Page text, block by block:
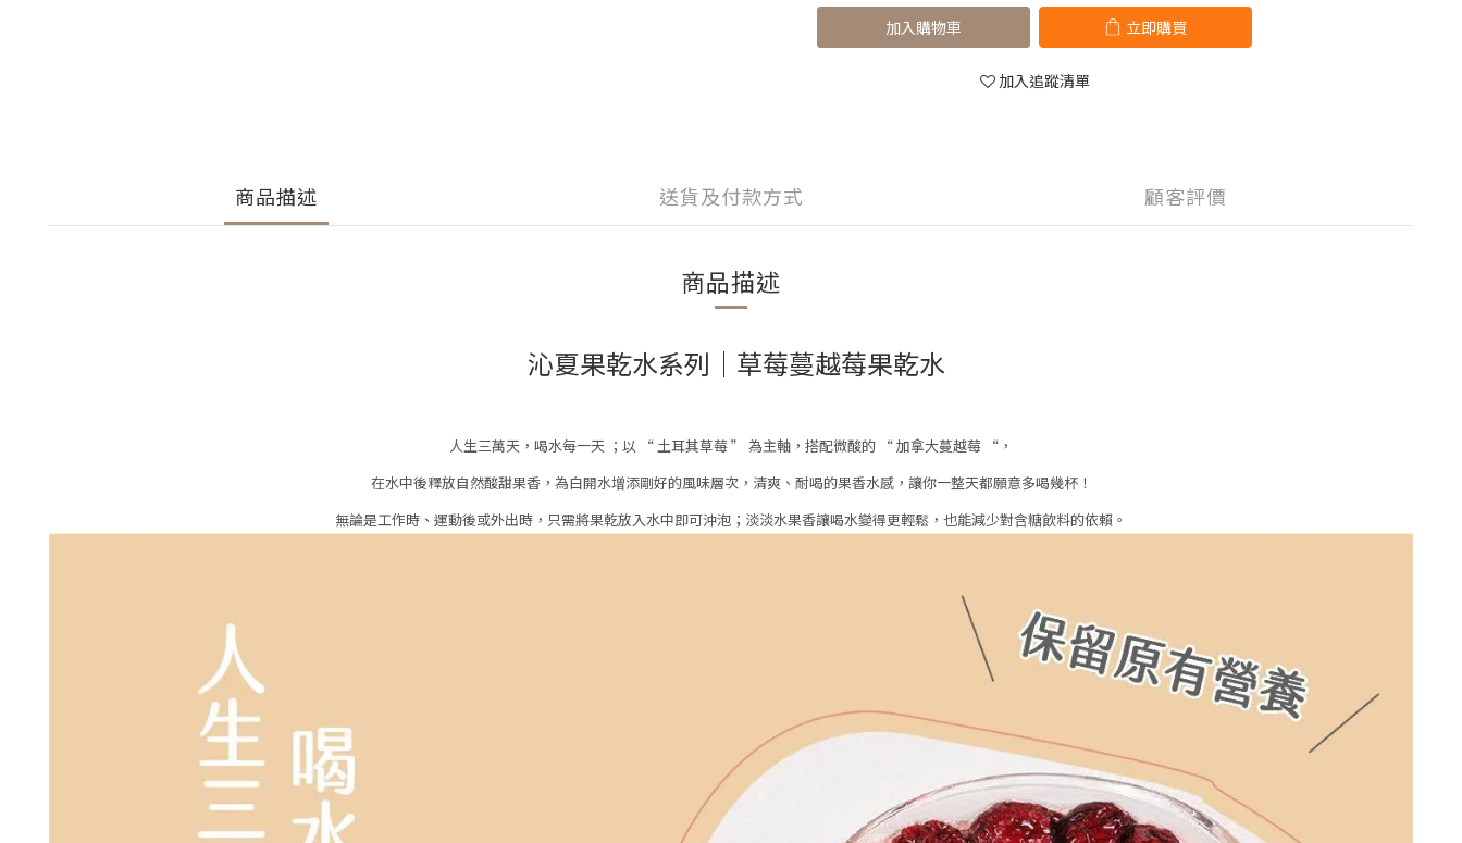
加入購物車 立即購買
加入追蹤清單
商品描述 送貨及付款方式 顧客評價
商品描述
沁夏果乾水系列│草莓蔓越莓果乾水
人生三萬天，喝水每一天 ； 以 “ 土耳其草莓 ” 為主軸， 搭配微酸的 “ 加拿大蔓越莓 “，
在水中後釋放自然酸甜果香， 為白開水增添剛好的風味層次， 清爽、耐喝的果香水感， 讓你一整天都願意多喝幾杯！
無論是工作時、運動後或外出時，只需將果乾放入水中即可沖泡； 淡淡水果香讓喝水變得更輕鬆，也能減少對含糖飲料的依賴。